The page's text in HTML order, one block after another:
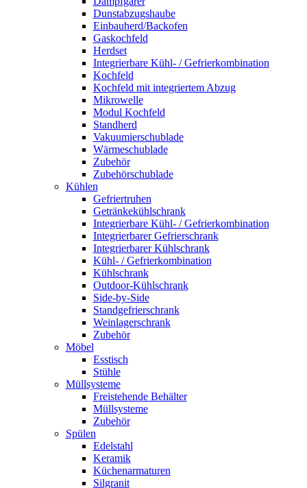
Dunstabzugshaube
Einbauherd/Backofen
Gaskochfeld
Herdset
Integrierbare Kühl- / Gefrierkombination
Kochfeld
Kochfeld mit integriertem Abzug
Mikrowelle
Modul Kochfeld
Standherd
Vakuumierschublade
Wärmeschublade
Zubehör
Zubehörschublade
Kühlen
Gefriertruhen
Getränkekühlschrank
Integrierbare Kühl- / Gefrierkombination
Integrierbarer Gefrierschrank
Integrierbarer Kühlschrank
Kühl- / Gefrierkombination
Kühlschrank
Outdoor-Kühlschrank
Side-by-Side
Standgefrierschrank
Weinlagerschrank
Zubehör
Möbel
Esstisch
Stühle
Müllsysteme
Freistehende Behälter
Müllsysteme
Zubehör
Spülen
Edelstahl
Keramik
Küchenarmaturen
Silgranit